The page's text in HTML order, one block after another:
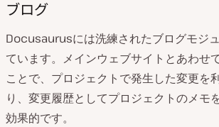
ブログ
Docusaurusには洗練されたブログモジ
ています。メインウェブサイトとあわせ
ことで、プロジェクトで発生した変更を
り、変更履歴としてプロジェクトのメモ
効果的です。